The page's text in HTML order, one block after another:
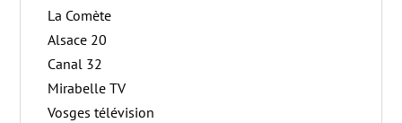
La Comète
Alsace 20
Canal 32
Mirabelle TV
Vosges télévision